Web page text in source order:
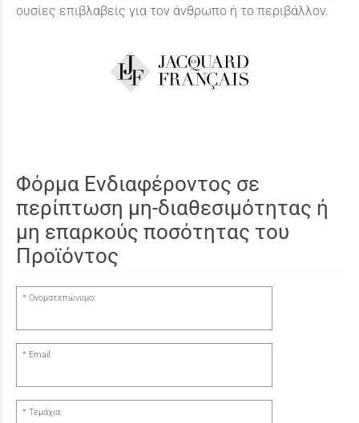
ουσίες επιβλαβείς για τον άνθρωπο ή το περιβάλλον.
Φόρμα Ενδιαφέροντος σε
περίπτωση μη-διαθεσιμότητας ή
μη επαρκούς ποσότητας του
Προϊόντος
Ονοματεπώνυμο:
Email:
Τεμάχια: